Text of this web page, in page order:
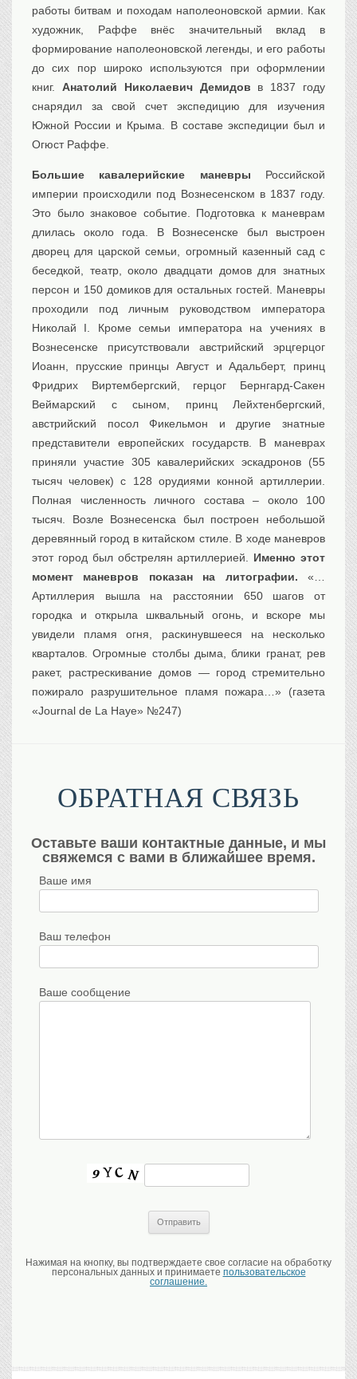
работы битвам и походам наполеоновской армии. Как
художник, Раффе внёс значительный вклад в
формирование наполеоновской легенды, и его работы
до сих пор широко используются при оформлении
книг. Анатолий Николаевич Демидов в 1837 году
снарядил за свой счет экспедицию для изучения
Южной России и Крыма. В составе экспедиции был и
Огюст Раффе.
Большие кавалерийские маневры Российской
империи происходили под Вознесенском в 1837 году.
Это было знаковое событие. Подготовка к маневрам
длилась около года. В Вознесенске был выстроен
дворец для царской семьи, огромный казенный сад с
беседкой, театр, около двадцати домов для знатных
персон и 150 домиков для остальных гостей. Маневры
проходили под личным руководством императора
Николай I. Кроме семьи императора на учениях в
Вознесенске присутствовали австрийский эрцгерцог
Иоанн, прусские принцы Август и Адальберт, принц
Фридрих Виртембергский, герцог Бернгард-Сакен
Веймарский с сыном, принц Лейхтенбергский,
австрийский посол Фикельмон и другие знатные
представители европейских государств. В маневрах
приняли участие 305 кавалерийских эскадронов (55
тысяч человек) с 128 орудиями конной артиллерии.
Полная численность личного состава – около 100
тысяч. Возле Вознесенска был построен небольшой
деревянный город в китайском стиле. В ходе маневров
этот город был обстрелян артиллерией. Именно этот
момент маневров показан на литографии. «…
Артиллерия вышла на расстоянии 650 шагов от
городка и открыла шквальный огонь, и вскоре мы
увидели пламя огня, раскинувшееся на несколько
кварталов. Огромные столбы дыма, блики гранат, рев
ракет, растрескивание домов — город стремительно
пожирало разрушительное пламя пожара…» (газета
«Journal de La Haye» №247)
ОБРАТНАЯ СВЯЗЬ
Оставьте ваши контактные данные, и мы
свяжемся с вами в ближайшее время.
Ваше имя
Ваш телефон
Ваше сообщение
Нажимая на кнопку, вы подтверждаете свое согласие на обработку
персональных данных и принимаете пользовательское
соглашение.